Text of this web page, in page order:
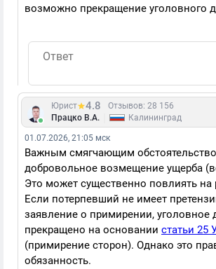
возможно прекращение уголовного
Юрист 4.8
Отзывов: 28 156
Працко В.А.
Калининград
01.07.2026, 21:05 мск
Важным смягчающим
добровольное возмещение ущерба
Это может существенно повлиять на
Если потерпевший не имеет
заявление о примирении, уголовное
прекращено на основании статьи 25
(примирение сторон). Однако это
обязанность.